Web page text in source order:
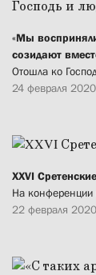
«Мы
созидают
Отошла ко
24 февраля 2020
XXVI
На конференции
22 февраля 2020